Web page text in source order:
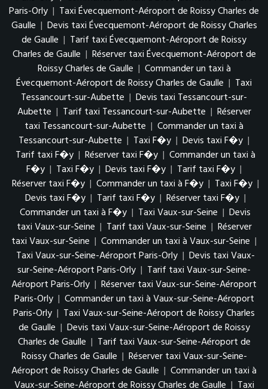
Paris-Orly | Taxi Évecquemont-Aéroport de Roissy Charles de
Gaulle | Devis taxi Évecquemont-Aéroport de Roissy Charles
de Gaulle | Tarif taxi Évecquemont-Aéroport de Roissy
Charles de Gaulle | Réserver taxi Évecquemont-Aéroport de
Roissy Charles de Gaulle | Commander un taxi à
Évecquemont-Aéroport de Roissy Charles de Gaulle | Taxi
Tessancourt-sur-Aubette | Devis taxi Tessancourt-sur-
Aubette | Tarif taxi Tessancourt-sur-Aubette | Réserver
taxi Tessancourt-sur-Aubette | Commander un taxi à
Tessancourt-sur-Aubette | Taxi F�y | Devis taxi F�y |
Tarif taxi F�y | Réserver taxi F�y | Commander un taxi à
F�y | Taxi F�y | Devis taxi F�y | Tarif taxi F�y |
Réserver taxi F�y | Commander un taxi à F�y | Taxi F�y |
Devis taxi F�y | Tarif taxi F�y | Réserver taxi F�y |
Commander un taxi à F�y | Taxi Vaux-sur-Seine | Devis
taxi Vaux-sur-Seine | Tarif taxi Vaux-sur-Seine | Réserver
taxi Vaux-sur-Seine | Commander un taxi à Vaux-sur-Seine |
Taxi Vaux-sur-Seine-Aéroport Paris-Orly | Devis taxi Vaux-
sur-Seine-Aéroport Paris-Orly | Tarif taxi Vaux-sur-Seine-
Aéroport Paris-Orly | Réserver taxi Vaux-sur-Seine-Aéroport
Paris-Orly | Commander un taxi à Vaux-sur-Seine-Aéroport
Paris-Orly | Taxi Vaux-sur-Seine-Aéroport de Roissy Charles
de Gaulle | Devis taxi Vaux-sur-Seine-Aéroport de Roissy
Charles de Gaulle | Tarif taxi Vaux-sur-Seine-Aéroport de
Roissy Charles de Gaulle | Réserver taxi Vaux-sur-Seine-
Aéroport de Roissy Charles de Gaulle | Commander un taxi à
Vaux-sur-Seine-Aéroport de Roissy Charles de Gaulle | Taxi